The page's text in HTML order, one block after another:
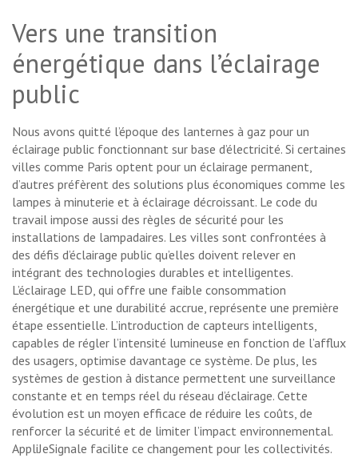
Vers une transition
énergétique dans l’éclairage
public
Nous avons quitté l’époque des lanternes à gaz pour un
éclairage public fonctionnant sur base d’électricité. Si certaines
villes comme Paris optent pour un éclairage permanent,
d’autres préfèrent des solutions plus économiques comme les
lampes à minuterie et à éclairage décroissant. Le code du
travail impose aussi des règles de sécurité pour les
installations de lampadaires. Les villes sont confrontées à
des défis d’éclairage public qu’elles doivent relever en
intégrant des technologies durables et intelligentes.
L’éclairage LED, qui offre une faible consommation
énergétique et une durabilité accrue, représente une première
étape essentielle. L’introduction de capteurs intelligents,
capables de régler l’intensité lumineuse en fonction de l’afflux
des usagers, optimise davantage ce système. De plus, les
systèmes de gestion à distance permettent une surveillance
constante et en temps réel du réseau d’éclairage. Cette
évolution est un moyen efficace de réduire les coûts, de
renforcer la sécurité et de limiter l’impact environnemental.
AppliJeSignale facilite ce changement pour les collectivités.